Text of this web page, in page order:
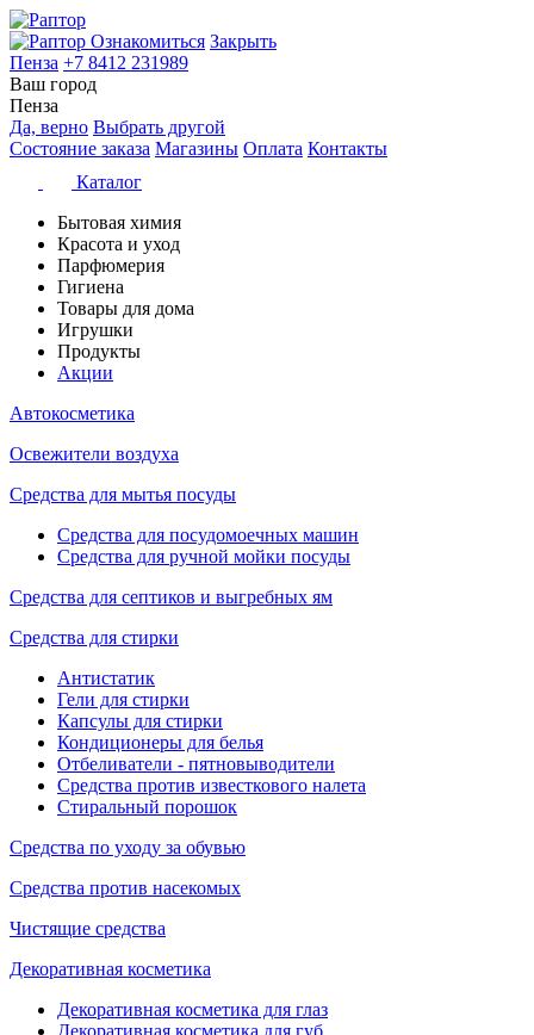
Ознакомиться Закрыть
Пенза +7 8412 231989
Ваш город
Пенза
Да, верно Выбрать другой
Состояние заказа Магазины Оплата Контакты
Каталог
Бытовая химия
Красота и уход
Парфюмерия
Гигиена
Товары для дома
Игрушки
Продукты
Акции
Автокосметика
Освежители воздуха
Средства для мытья посуды
Средства для посудомоечных машин
Средства для ручной мойки посуды
Средства для септиков и выгребных ям
Средства для стирки
Антистатик
Гели для стирки
Капсулы для стирки
Кондиционеры для белья
Отбеливатели - пятновыводители
Средства против известкового налета
Стиральный порошок
Средства по уходу за обувью
Средства против насекомых
Чистящие средства
Декоративная косметика
Декоративная косметика для глаз
Декоративная косметика для губ